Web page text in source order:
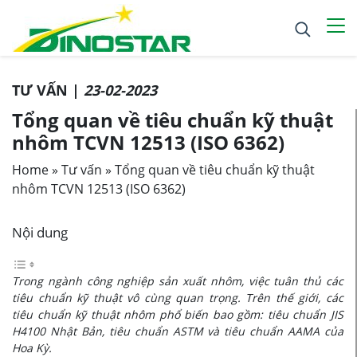
TƯ VẤN | 23-02-2023
Tổng quan về tiêu chuẩn kỹ thuật
nhôm TCVN 12513 (ISO 6362)
Home» Tư vấn » Tổng quan về tiêu chuẩn kỹ thuật
nhôm TCVN 12513 (ISO 6362)
Nội dung
Trong ngành công nghiệp sản xuất nhôm, việc tuân thủ các
tiêu chuẩn kỹ thuật vô cùng quan trọng. Trên thế giới, các
tiêu chuẩn kỹ thuật nhôm phổ biến bao gồm: tiêu chuẩn JIS
H4100 Nhật Bản, tiêu chuẩn ASTM và tiêu chuẩn AAMA của
Hoa Kỳ.